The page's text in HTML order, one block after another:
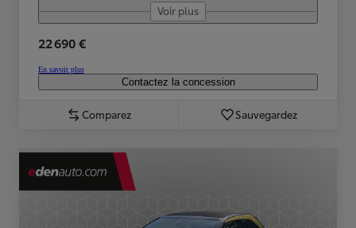
Voir plus
22 690 €
En savoir plus
Contactez la concession
Comparez Sauvegardez